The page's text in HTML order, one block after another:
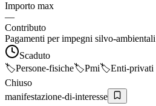
Importo max
—
Contributo
Pagamenti per impegni silvo-ambientali
Scaduto
🏷️Persone-fisiche🏷️Pmi🏷️Enti-privati
Chiuso
manifestazione-di-interesse